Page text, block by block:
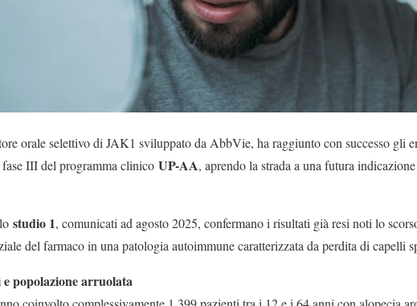
orale selettivo di JAK1 sviluppato da AbbVie, ha raggiunto con successo gli
III del programma clinico UP-AA, aprendo la strada a una futura
studio 1, comunicati ad agosto 2025, confermano i risultati già resi noti lo
del farmaco in una patologia autoimmune caratterizzata da perdita di capelli
popolazione arruolata